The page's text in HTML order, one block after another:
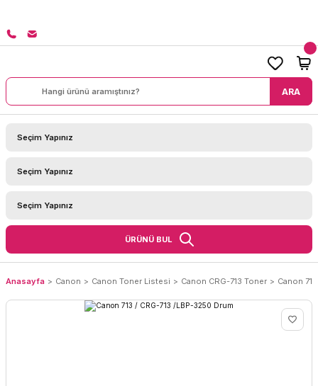
ARA
ÜRÜNÜ BUL
Anasayfa Canon Canon Toner Listesi Canon CRG-713 Toner Canon